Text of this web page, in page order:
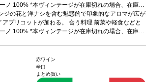
ノ 100% *本ヴィンテージが在庫切れの場合、在庫が
に次のヴィンテージに変更されます、ご了承くださ
ジの花と洋ナシを含む魅惑的で印象的なアロマが広が
プリコットが加わる。 合う料理 前菜や軽食などと
ノ 100% *本ヴィンテージが在庫切れの場合、在庫が
赤ワイン
辛口
まとめ買い